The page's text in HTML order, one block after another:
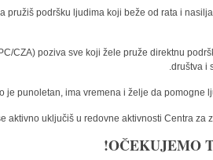
pružiš podršku ljudima koji beže od rata i
CZA) poziva sve koji žele pruže direktnu
društva i
je punoletan, ima vremena i želje da
aktivno uključiš u redovne aktivnosti Centra za
OČEKUJEMO